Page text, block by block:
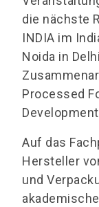
die nächste
INDIA im
Noida in
Processed
Auf das
Hersteller
und